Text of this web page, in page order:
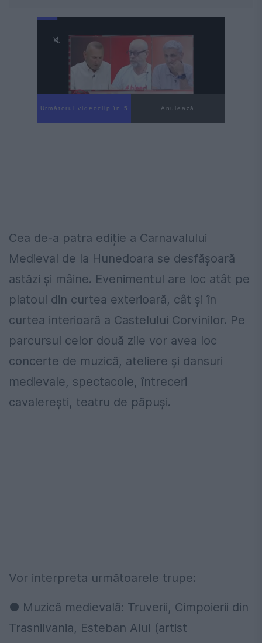
Următorul videoclip în 4 Anulează
Cea de-a patra ediție a Carnavalului
Medieval de la Hunedoara se desfășoară
astăzi și mâine. Evenimentul are loc atât pe
platoul din curtea exterioară, cât și în
curtea interioară a Castelului Corvinilor. Pe
parcursul celor două zile vor avea loc
concerte de muzică, ateliere și dansuri
medievale, spectacole, întreceri
cavalerești, teatru de păpuși.
Vor interpreta următoarele trupe:
● Muzică medievală: Truverii, Cimpoierii din
Trasnilvania, Esteban Alul (artist